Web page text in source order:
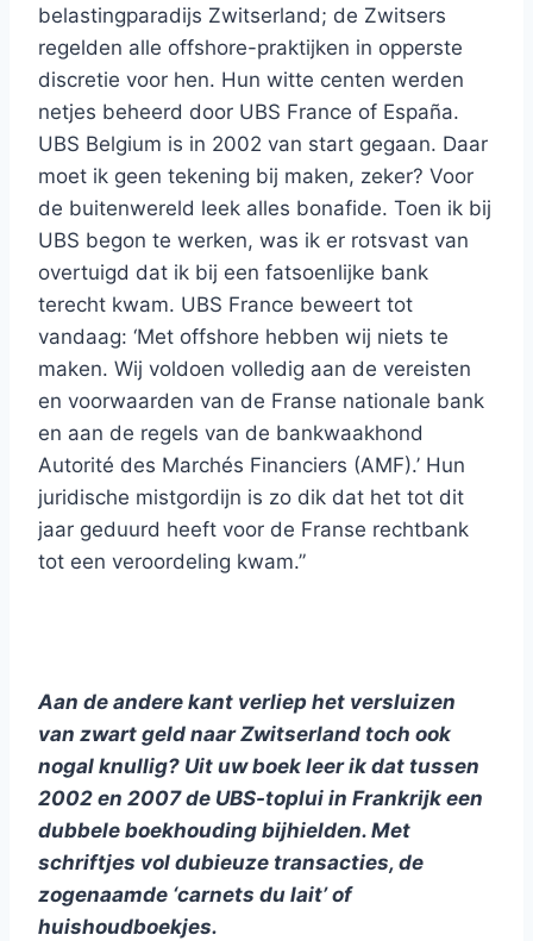
belastingparadijs Zwitserland; de Zwitsers
regelden alle offshore-praktijken in opperste
discretie voor hen. Hun witte centen werden
netjes beheerd door UBS France of España.
UBS Belgium is in 2002 van start gegaan. Daar
moet ik geen tekening bij maken, zeker? Voor
de buitenwereld leek alles bonafide. Toen ik bij
UBS begon te werken, was ik er rotsvast van
overtuigd dat ik bij een fatsoenlijke bank
terecht kwam. UBS France beweert tot
vandaag: ‘Met offshore hebben wij niets te
maken. Wij voldoen volledig aan de vereisten
en voorwaarden van de Franse nationale bank
en aan de regels van de bankwaakhond
Autorité des Marchés Financiers (AMF).’ Hun
juridische mistgordijn is zo dik dat het tot dit
jaar geduurd heeft voor de Franse rechtbank
tot een veroordeling kwam.”
Aan de andere kant verliep het versluizen
van zwart geld naar Zwitserland toch ook
nogal knullig? Uit uw boek leer ik dat tussen
2002 en 2007 de UBS-toplui in Frankrijk een
dubbele boekhouding bijhielden. Met
schriftjes vol dubieuze transacties, de
zogenaamde ‘carnets du lait’ of
huishoudboekjes.